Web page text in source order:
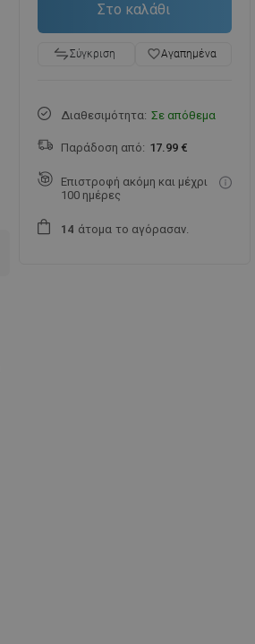
Στο καλάθι
Σύγκριση favorite_borderΑγαπημένα
Διαθεσιμότητα: Σε απόθεμα
Παράδοση από: 17.99 €
Επιστροφή ακόμη και μέχρι
100 ημέρες
1 4 άτομα το αγόρασαν.